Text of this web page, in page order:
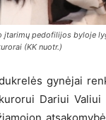
įtarimų pedofilijos byloje
(KK nuotr.)
gynėjai
Dariui Valiui